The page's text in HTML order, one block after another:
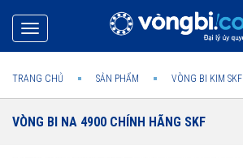
Toggle
navigation
TRANG CHỦ SẢN PHẨM VÒNG BI KIM SKF
VÒNG BI NA 4900 CHÍNH HÃNG SKF